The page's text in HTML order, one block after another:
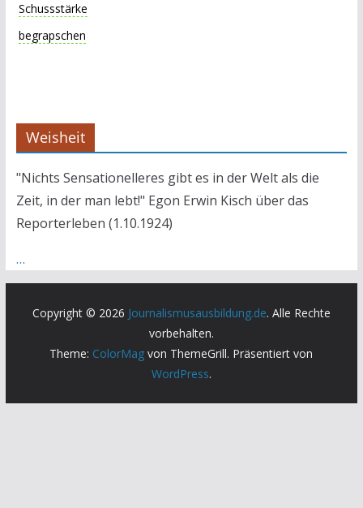
Schussstärke
begrapschen
Weisheit
"Nichts Sensationelleres gibt es in der Welt als die
Zeit, in der man lebt!" Egon Erwin Kisch über das
Reporterleben (1.10.1924)
…
Copyright © 2026 Journalismusausbildung.de. Alle Rechte
vorbehalten.
Theme: ColorMag von ThemeGrill. Präsentiert von
WordPress.